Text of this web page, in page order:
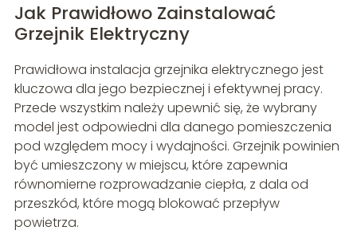
Jak Prawidłowo Zainstalować
Grzejnik Elektryczny
Prawidłowa instalacja grzejnika elektrycznego jest
kluczowa dla jego bezpiecznej i efektywnej pracy.
Przede wszystkim należy upewnić się, że wybrany
model jest odpowiedni dla danego pomieszczenia
pod względem mocy i wydajności. Grzejnik powinien
być umieszczony w miejscu, które zapewnia
równomierne rozprowadzanie ciepła, z dala od
przeszkód, które mogą blokować przepływ
powietrza.